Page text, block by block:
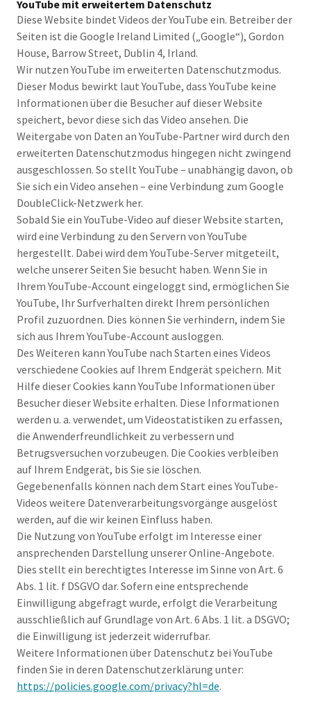
YouTube mit erweitertem Datenschutz
Diese Website bindet Videos der YouTube ein. Betreiber der
Seiten ist die Google Ireland Limited („Google“), Gordon
House, Barrow Street, Dublin 4, Irland.
Wir nutzen YouTube im erweiterten Datenschutzmodus.
Dieser Modus bewirkt laut YouTube, dass YouTube keine
Informationen über die Besucher auf dieser Website
speichert, bevor diese sich das Video ansehen. Die
Weitergabe von Daten an YouTube-Partner wird durch den
erweiterten Datenschutzmodus hingegen nicht zwingend
ausgeschlossen. So stellt YouTube – unabhängig davon, ob
Sie sich ein Video ansehen – eine Verbindung zum Google
DoubleClick-Netzwerk her.
Sobald Sie ein YouTube-Video auf dieser Website starten,
wird eine Verbindung zu den Servern von YouTube
hergestellt. Dabei wird dem YouTube-Server mitgeteilt,
welche unserer Seiten Sie besucht haben. Wenn Sie in
Ihrem YouTube-Account eingeloggt sind, ermöglichen Sie
YouTube, Ihr Surfverhalten direkt Ihrem persönlichen
Profil zuzuordnen. Dies können Sie verhindern, indem Sie
sich aus Ihrem YouTube-Account ausloggen.
Des Weiteren kann YouTube nach Starten eines Videos
verschiedene Cookies auf Ihrem Endgerät speichern. Mit
Hilfe dieser Cookies kann YouTube Informationen über
Besucher dieser Website erhalten. Diese Informationen
werden u. a. verwendet, um Videostatistiken zu erfassen,
die Anwenderfreundlichkeit zu verbessern und
Betrugsversuchen vorzubeugen. Die Cookies verbleiben
auf Ihrem Endgerät, bis Sie sie löschen.
Gegebenenfalls können nach dem Start eines YouTube-
Videos weitere Datenverarbeitungsvorgänge ausgelöst
werden, auf die wir keinen Einfluss haben.
Die Nutzung von YouTube erfolgt im Interesse einer
ansprechenden Darstellung unserer Online-Angebote.
Dies stellt ein berechtigtes Interesse im Sinne von Art. 6
Abs. 1 lit. f DSGVO dar. Sofern eine entsprechende
Einwilligung abgefragt wurde, erfolgt die Verarbeitung
ausschließlich auf Grundlage von Art. 6 Abs. 1 lit. a DSGVO;
die Einwilligung ist jederzeit widerrufbar.
Weitere Informationen über Datenschutz bei YouTube
finden Sie in deren Datenschutzerklärung unter:
https://policies.google.com/privacy?hl=de.